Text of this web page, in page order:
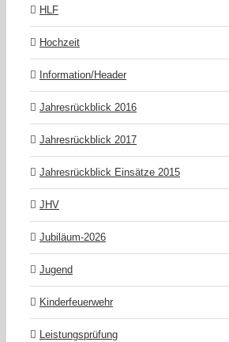
HLF
Hochzeit
Information/Header
Jahresrückblick 2016
Jahresrückblick 2017
Jahresrückblick Einsätze 2015
JHV
Jubiläum-2026
Jugend
Kinderfeuerwehr
Leistungsprüfung